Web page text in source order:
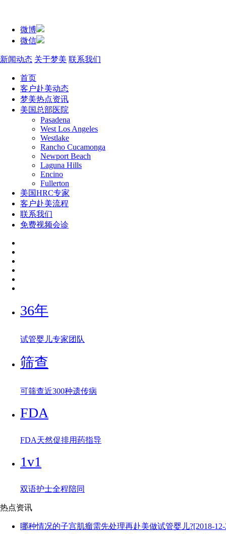
微博
微信
新闻动态 关于梦美 联系我们
首页
客户赴美动态
梦美热点资讯
美国总部医院
Pasadena
West Los Angeles
Westlake
Rancho Cucamonga
Newport Beach
Laguna Hills
Encino
Fullerton
美国HRC专家
客户赴美流程
联系我们
免费视频会诊
36年
试管婴儿专家团队
筛查
可筛查近300种遗传病
FDA
FDA天然促排用药指导
1v1
双语护士全程陪同
热点资讯
哪种情况的子宫肌瘤需先处理再赴美做试管婴儿?[2018-